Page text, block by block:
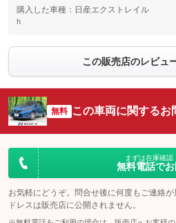
購入した車種：日産エクストレイル
h
この販売店のレビュ
無料 この車両に関するお
まずは在庫確認
無料電話で
お気軽にどうぞ。問合せ後に何度もご連絡
ドレスは販売店に公開されません。